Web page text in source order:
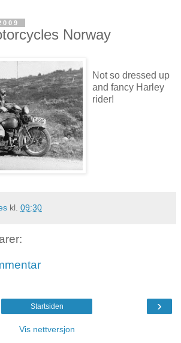
Norway
Not so dressed up
and fancy Harley
rider!
kl. 09:30
›
Startsiden
Vis nettversjon